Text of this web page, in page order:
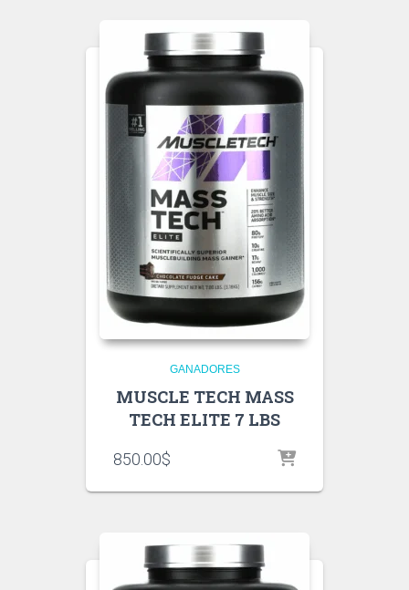
GANADORES
MUSCLE TECH MASS
TECH ELITE 7 LBS
850.00$